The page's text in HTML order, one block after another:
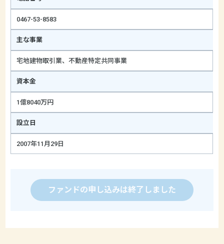
0467-53-8583
主な事業
宅地建物取引業、不動産特定共同事業
資本金
1億8040万円
設立日
2007年11月29日
ファンドの申し込みは終了しました